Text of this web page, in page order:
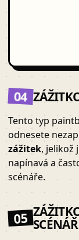
04
Tento typ
odnesete
zážitek, jelikož
napínavá a
scénáře.
05